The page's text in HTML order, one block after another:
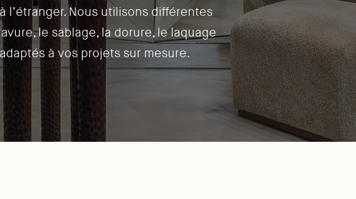
l’étranger. Nous utilisons différentes
le sablage, la dorure, le laquage
à vos projets sur mesure.